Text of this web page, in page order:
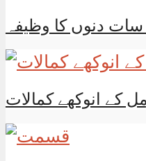
دنوں کا وظیفہ
کے انوکھے کمالات